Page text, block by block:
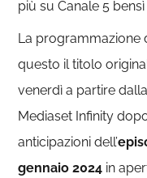
più su Canale 5
La programmazione
questo il titolo
venerdì a partire
Mediaset Infinity
anticipazioni dell’
gennaio 2024 in